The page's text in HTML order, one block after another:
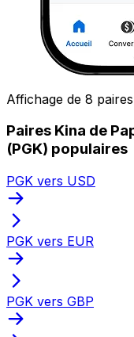
Affichage de 8
Paires Kina de
(PGK) populaires
PGK vers USD
PGK vers EUR
PGK vers GBP